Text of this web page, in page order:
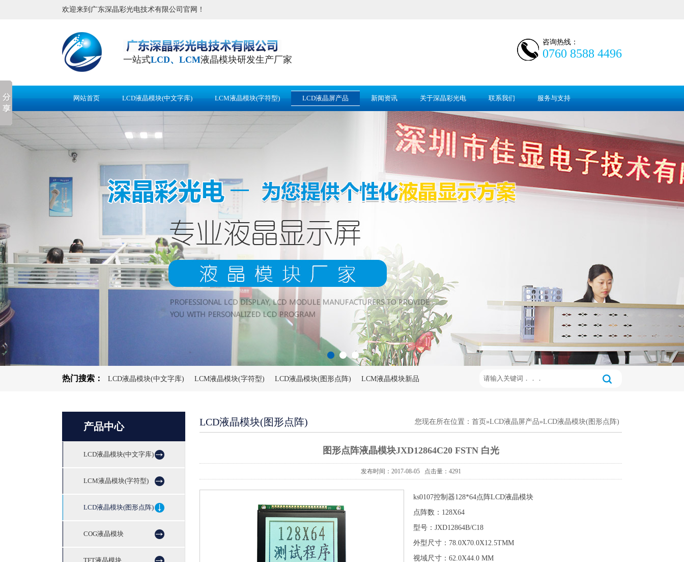
欢迎来到广东深晶彩光电技术有限公司官网！
一站式LCD、LCM液晶模块研发生产厂家
咨询热线：
0760 8588 4496
网站首页 LCD液晶模块(中文字库) LCM液晶模块(字符型) LCD液晶屏产品 新闻资讯 关于深晶彩光电 联系我们 服务与支持
应用案例
热门搜索： LCD液晶模块(中文字库) LCM液晶模块(字符型) LCD液晶模块(图形点阵) LCM液晶模块新品
产品中心
LCD液晶模块(中文字库)
LCM液晶模块(字符型)
LCD液晶模块(图形点阵)
COG液晶模块
TFT液晶模块
您现在所在位置： 首页 »LCD液晶屏产品»LCD液晶模块(图形点阵)
LCD液晶模块(图形点阵)
图形点阵液晶模块JXD12864C20 FSTN 白光
发布时间：2017-08-05 点击量：4291
ks0107控制器128*64点阵LCD液晶模块
点阵数：128X64
型号：JXD12864B/C18
外型尺寸：78.0X70.0X12.5TMM
视域尺寸：62.0X44.0 MM